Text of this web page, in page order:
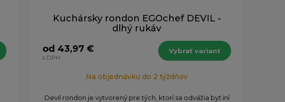
Kuchársky rondon EGOchef DEVIL -
dlhý rukáv
od 43,97 €
s DPH
Vybrať variant
Na objednávku do 2 týždňov
​Devil rondon je vytvorený pre tých, ktorí sa odvážia byť iní